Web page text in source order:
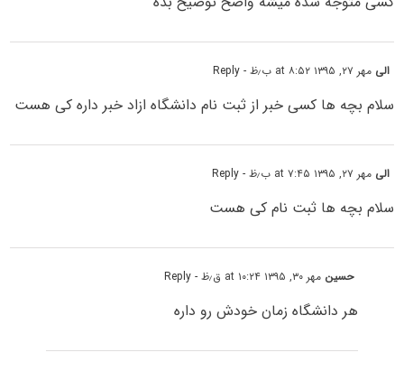
الی مهر ۲۷, ۱۳۹۵ at ۸:۵۲ ب٫ظ - Reply
سلام بچه ها کسی خبر از ثبت نام دانشگاه ازاد خبر داره کی هست
الی مهر ۲۷, ۱۳۹۵ at ۷:۴۵ ب٫ظ - Reply
سلام بچه ها ثبت نام کی هست
حسین مهر ۳۰, ۱۳۹۵ at ۱۰:۲۴ ق٫ظ - Reply
هر دانشگاه زمان خودش رو داره